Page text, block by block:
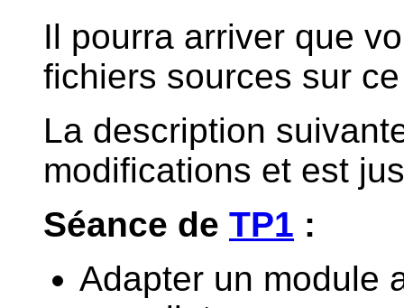
Il pourra arriver que
fichiers sources sur
La description
modifications et est
Séance de TP1 :
Adapter un module